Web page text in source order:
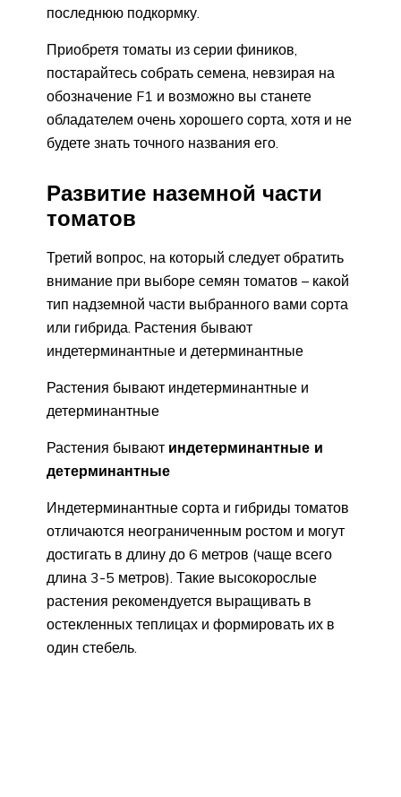
последнюю подкормку.
Приобретя томаты из серии фиников,
постарайтесь собрать семена, невзирая на
обозначение F1 и возможно вы станете
обладателем очень хорошего сорта, хотя и не
будете знать точного названия его.
Развитие наземной части
томатов
Третий вопрос, на который следует обратить
внимание при выборе семян томатов – какой
тип надземной части выбранного вами сорта
или гибрида. Растения бывают
индетерминантные и детерминантные
Растения бывают индетерминантные и
детерминантные
Растения бывают индетерминантные и
детерминантные
Индетерминантные сорта и гибриды томатов
отличаются неограниченным ростом и могут
достигать в длину до 6 метров (чаще всего
длина 3-5 метров). Такие высокорослые
растения рекомендуется выращивать в
остекленных теплицах и формировать их в
один стебель.